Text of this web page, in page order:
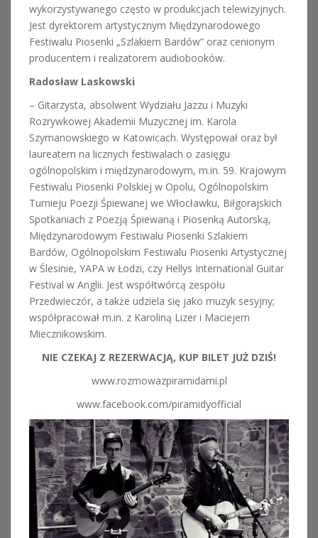
wykorzystywanego często w produkcjach telewizyjnych.
Jest dyrektorem artystycznym Międzynarodowego
Festiwalu Piosenki „Szlakiem Bardów” oraz cenionym
producentem i realizatorem audiobooków.
Radosław Laskowski
– Gitarzysta, absolwent Wydziału Jazzu i Muzyki
Rozrywkowej Akademii Muzycznej im. Karola
Szymanowskiego w Katowicach. Występował oraz był
laureatem na licznych festiwalach o zasięgu
ogólnopolskim i międzynarodowym, m.in. 59. Krajowym
Festiwalu Piosenki Polskiej w Opolu, Ogólnopolskim
Turnieju Poezji Śpiewanej we Włocławku, Biłgorajskich
Spotkaniach z Poezją Śpiewaną i Piosenką Autorską,
Międzynarodowym Festiwalu Piosenki Szlakiem
Bardów, Ogólnopolskim Festiwalu Piosenki Artystycznej
w Ślesinie, YAPA w Łodzi, czy Hellys International Guitar
Festival w Anglii. Jest współtwórcą zespołu
Przedwieczór, a także udziela się jako muzyk sesyjny;
współpracował m.in. z Karoliną Lizer i Maciejem
Miecznikowskim.
NIE CZEKAJ Z REZERWACJĄ, KUP BILET JUŻ DZIŚ!
www.rozmowazpiramidami.pl
www.facebook.com/piramidyofficial